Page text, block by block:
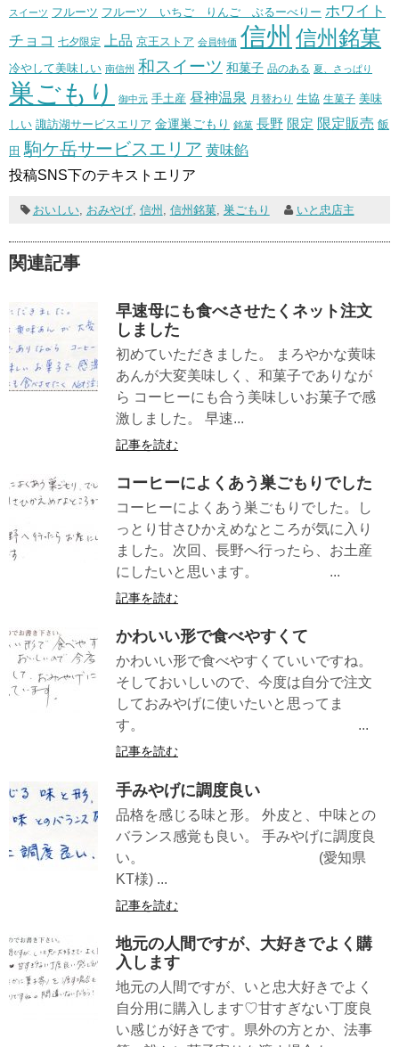
スイーツ フルーツ フルーツ いちご りんご ぶるーべりー ホワイト
チョコ 七夕限定 上品 京王ストア 会員特価 信州 信州銘菓
冷やして美味しい 南信州 和スイーツ 和菓子 品のある 夏、さっぱり
巣ごもり 御中元 手土産 昼神温泉 月替わり 生協 生菓子 美味
しい 諏訪湖サービスエリア 金運巣ごもり 銘菓 長野 限定 限定販売 飯
田 駒ケ岳サービスエリア 黄味餡
投稿SNS下のテキストエリア
おいしい, おみやげ, 信州 信州銘菓, 巣ごもり いと忠店主
関連記事
早速母にも食べさせたくネット注文
しました
初めていただきました。 まろやかな黄味
あんが大変美味しく、和菓子でありなが
ら コーヒーにも合う美味しいお菓子で感
激しました。 早速...
記事を読む
コーヒーによくあう巣ごもりでした
コーヒーによくあう巣ごもりでした。し
っとり甘さひかえめなところが気に入り
ました。次回、長野へ行ったら、お土産
にしたいと思います。 ...
記事を読む
かわいい形で食べやすくて
かわいい形で食べやすくていいですね。
そしておいしいので、今度は自分で注文
しておみやげに使いたいと思ってま
す。 ...
記事を読む
手みやげに調度良い
品格を感じる味と形。 外皮と、中味との
バランス感覚も良い。 手みやげに調度良
い。 (愛知県
KT様) ...
記事を読む
地元の人間ですが、大好きでよく購
入します
地元の人間ですが、いと忠大好きでよく
自分用に購入します♡甘すぎない丁度良
い感じが好きです。県外の方とか、法事